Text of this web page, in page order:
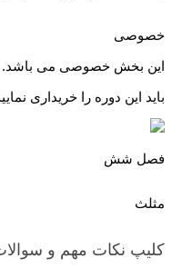
خصوصی
این بخش خصوصی می باشد.
باید این دوره را خریداری
فصل شش
مثلث
کلیپ نکات مهم و